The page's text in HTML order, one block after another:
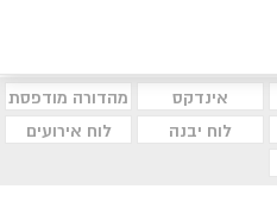
אינדקס
מהדורה מודפסת
לוח יבנה
לוח אירועים